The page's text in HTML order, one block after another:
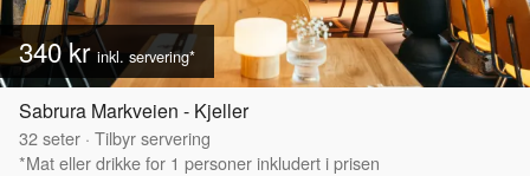
340 kr inkl. servering*
Sabrura Markveien - Kjeller
32seter · Tilbyr servering
*Mat eller drikke for 1 personer inkludert i prisen